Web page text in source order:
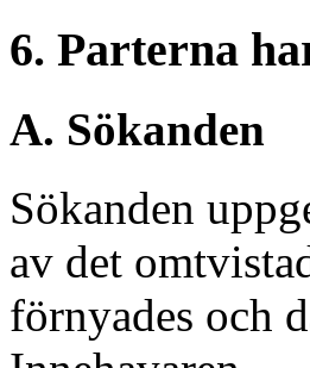
6. Parterna
A. Sökanden
Sökanden
av det
förnyades och